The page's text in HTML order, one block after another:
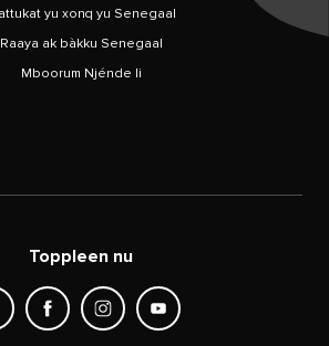
yu xonq yu Senegaal
Raaya ak bàkku Senegaal
Mboorum Njénde li
Toppleen nu